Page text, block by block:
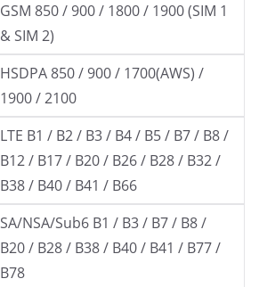
GSM 850 / 900 / 1800 / 1900 (SIM 1
& SIM 2)
HSDPA 850 / 900 / 1700(AWS) /
1900 / 2100
LTE B1 / B2 / B3 / B4 / B5 / B7 / B8 /
B12 / B17 / B20 / B26 / B28 / B32 /
B38 / B40 / B41 / B66
SA/NSA/Sub6 B1 / B3 / B7 / B8 /
B20 / B28 / B38 / B40 / B41 / B77 /
B78